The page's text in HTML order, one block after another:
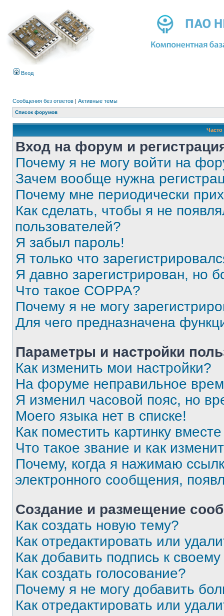
Вход
Сообщения без ответов | Активные темы
Список форумов
Вход на форум и
Почему я не могу войти на
Зачем вообще нужна
Почему мне периодически
Как сделать, чтобы я не
пользователей?
Я забыл пароль!
Я только что
Я давно зарегистрирован, но
Что такое COPPA?
Почему я не могу
Для чего предназначена
Параметры и настройки
Как изменить мои настройки?
На форуме неправильное
Я изменил часовой пояс, но
Моего языка нет в списке!
Как поместить картинку
Что такое звание и как
Почему, когда я нажимаю
электронного сообщения,
Создание и размещение
Как создать новую тему?
Как отредактировать или
Как добавить подпись к
Как создать голосование?
Почему я не могу добавить
Как отредактировать или